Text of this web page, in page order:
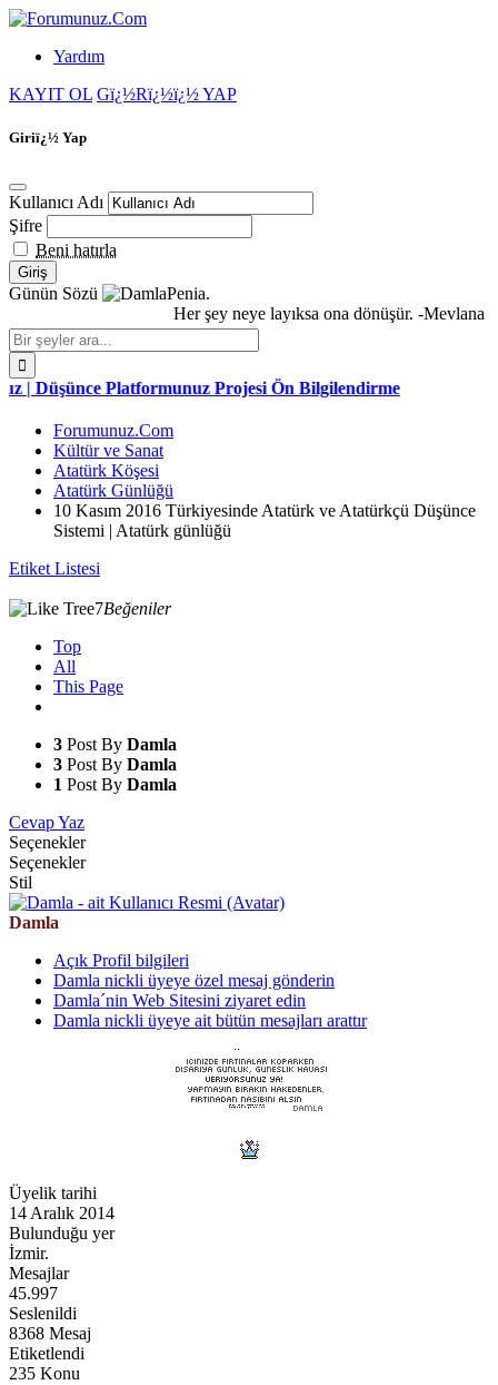
Yardım
KAYIT OL Gï¿½Rï¿½ï¿½ YAP
Giriï¿½ Yap
Kullanıcı Adı
Şifre
Beni hatırla
Günün Sözü
Penia.
Her şey neye layıksa ona dönüşür. -Mevlana
Platformunuz Projesi Ön Bilgilendirme
Forumunuz.Com
Kültür ve Sanat
Atatürk Köşesi
Atatürk Günlüğü
10 Kasım 2016 Türkiyesinde Atatürk ve Atatürkçü Düşünce
Sistemi | Atatürk günlüğü
Etiket Listesi
7Beğeniler
Top
All
This Page
3 Post By Damla
3 Post By Damla
1 Post By Damla
Cevap Yaz
Seçenekler
Seçenekler
Stil
Damla
Açık Profil bilgileri
Damla nickli üyeye özel mesaj gönderin
Damla´nin Web Sitesini ziyaret edin
Damla nickli üyeye ait bütün mesajları arattır
Üyelik tarihi
14 Aralık 2014
Bulunduğu yer
İzmir.
Mesajlar
45.997
Seslenildi
8368 Mesaj
Etiketlendi
235 Konu